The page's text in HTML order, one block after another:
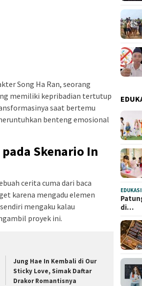
Song Ha Ran, seorang
memiliki kepribadian tertutup
saat bertemu
benteng emosional
Skenario In
cerita cuma dari baca
karena mengadu elemen
mengaku kalau
proyek ini.
Jung Hae In Kembali di Our
Sticky Love, Simak Daftar
Drakor Romantisnya
EDUKASI
di…